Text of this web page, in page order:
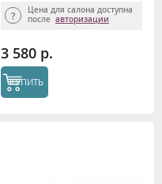
Цена для салона доступна
после авторизации
3 580 р.
КУПИТЬ